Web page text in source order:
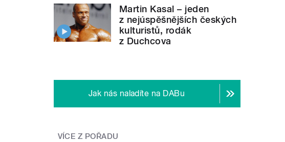
Martin Kasal – jeden
z nejúspěšnějších českých
kulturistů, rodák
z Duchcova
Jak nás naladíte na DABu
VÍCE Z POŘADU